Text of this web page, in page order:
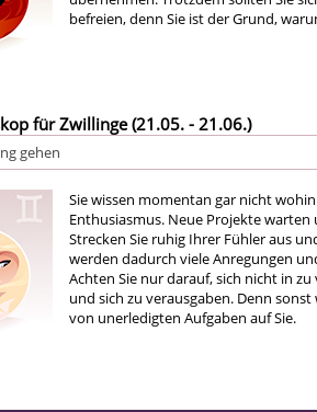
befreien, denn Sie ist der Grund,
für Zwillinge (21.05. - 21.06.)
gehen
Sie wissen momentan gar nicht
Enthusiasmus. Neue Projekte
Strecken Sie ruhig Ihrer Fühler aus
werden dadurch viele Anregungen
Achten Sie nur darauf, sich nicht in
und sich zu verausgaben. Denn
von unerledigten Aufgaben auf Sie.